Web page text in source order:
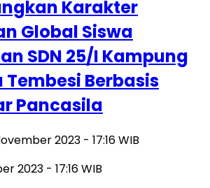
Karakter
Global Siswa
SDN 25/I Kampung
Tembesi Berbasis
Pancasila
2023 - 17:16 WIB
2023 - 17:16 WIB